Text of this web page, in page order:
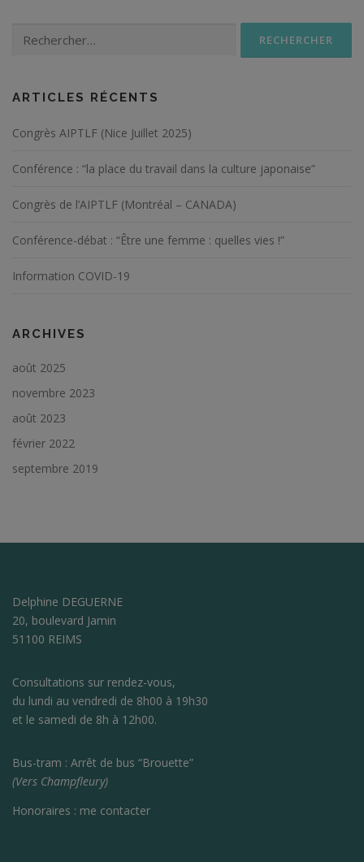
ARTICLES RÉCENTS
Congrès AIPTLF (Nice Juillet 2025)
Conférence : “la place du travail dans la culture japonaise”
Congrès de l’AIPTLF (Montréal – CANADA)
Conférence-débat : “Être une femme : quelles vies !”
Information COVID-19
ARCHIVES
août 2025
novembre 2023
août 2023
février 2022
septembre 2019
Delphine DEGUERNE
20, boulevard Jamin
51100 REIMS
Consultations sur rendez-vous,
du lundi au vendredi de 8h00 à 19h30
et le samedi de 8h à 12h00.
Bus-tram : Arrêt de bus “Brouette”
(Vers Champfleury)
Honoraires : me contacter